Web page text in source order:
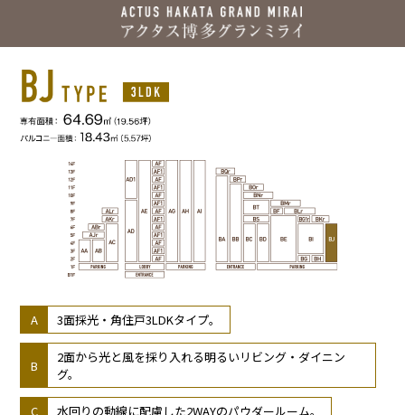
3面採光・角住戸3LDKタイプ。
2面から光と風を採り入れる明るいリビング・ダイニン
グ。
水回りの動線に配慮した2WAYのパウダールーム。